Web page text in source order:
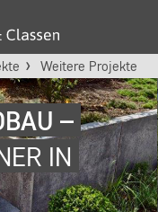
Weitere Projekte
–
IN